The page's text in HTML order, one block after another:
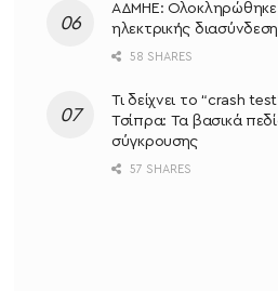
ΑΔΜΗΕ: Ολοκληρώθηκε
ηλεκτρικής
58 SHARES
Τι δείχνει το “crash
Τσίπρα: Τα βασικά
σύγκρουσης
57 SHARES